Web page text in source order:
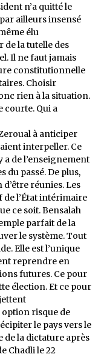
n’a quitté le
ailleurs insensé
élu
de la tutelle des
Il ne faut jamais
constitutionnelle
Choisir
rien à la situation.
courte. Qui a
à anticiper
interpeller. Ce
a de l’enseignement
du passé. De plus,
réunies. Les
de l’État intérimaire
ce soit. Bensalah
parfait de la
le système. Tout
Elle est l’unique
reprendre en
futures. Ce pour
élection. Et ce pour
risque de
le pays vers le
de la dictature après
Chadli le 22